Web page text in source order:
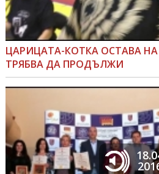
ЦАРИЦАТА-КОТКА ОСТАВА
ТРЯБВА ДА ПРОДЪЛЖИ